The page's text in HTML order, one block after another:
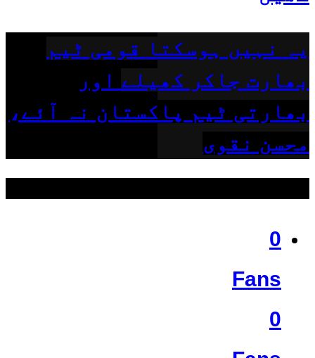
یہ نہیں ہوسکتا قومی ٹیم
بھارت جاکر کھیلے اور
بھارتی ٹیم پاکستان نہ آئے،
محسن نقوی
0
Fans
0